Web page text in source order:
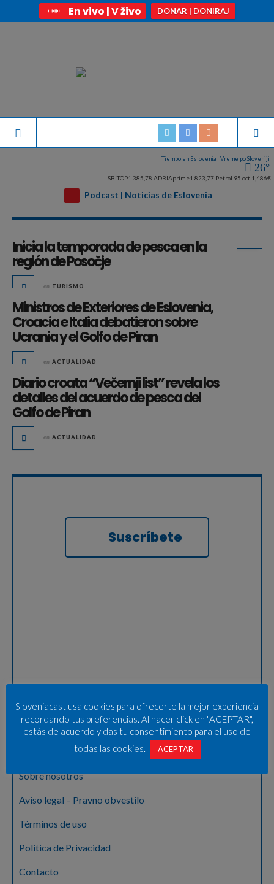
En vivo | V živo DONAR | DONIRAJ
Tiempo en Eslovenia | Vreme po Sloveniji
26°
SBITOP1.385,78 ADRIAprime1.823,77 Petrol 95 oct. 1,486€
Podcast | Noticias de Eslovenia
Inicia la temporada de pesca en la
región de Posočje
en TURISMO
Ministros de Exteriores de Eslovenia,
Croacia e Italia debatieron sobre
Ucrania y el Golfo de Piran
en ACTUALIDAD
Diario croata “Večernji list” revela los
detalles del acuerdo de pesca del
Golfo de Piran
en ACTUALIDAD
Suscríbete
Sobre nosotros
Aviso legal – Pravno obvestilo
Términos de uso
Política de Privacidad
Contacto
Sloveniacast usa cookies para ofrecerte la mejor experiencia
recordando tus preferencias. Al hacer click en "ACEPTAR",
estás de acuerdo y das tu consentimiento para el uso de
todas las cookies.
ACEPTAR